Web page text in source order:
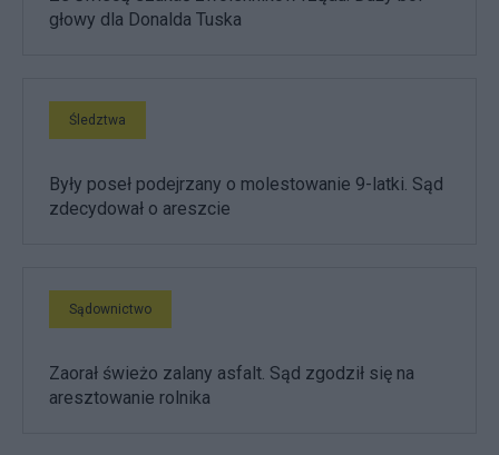
głowy dla Donalda Tuska
Śledztwa
Były poseł podejrzany o molestowanie 9-latki. Sąd
zdecydował o areszcie
Sądownictwo
Zaorał świeżo zalany asfalt. Sąd zgodził się na
aresztowanie rolnika